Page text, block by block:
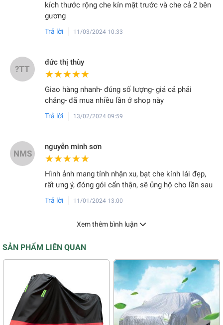
kích thước rộng che kín mặt trước và che cả 2 bên
gương
Trả lời 11/03/2024 10:33
?TT
đức thị thùy
★★★★★
★★★★★
Giao hàng nhanh- đúng số lượng- giá cả phải
chăng- đã mua nhiều lần ở shop này
Trả lời 13/02/2024 09:59
NMS
nguyễn minh sơn
★★★★★
★★★★★
Hình ảnh mang tính nhận xu, bạt che kính lái đẹp,
rất ưng ý, đóng gói cẩn thận, sẽ ủng hộ cho lần sau
Trả lời 11/01/2024 13:00
Xem thêm bình luận
SẢN PHẨM LIÊN QUAN